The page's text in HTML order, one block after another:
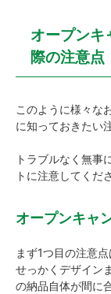
オープンキ
際の注意点
このように様々な
に知っておきたい
トラブルなく無事
トに注意してくだ
オープンキャ
まず1つ目の注意
せっかくデザイン
の納品自体が間に